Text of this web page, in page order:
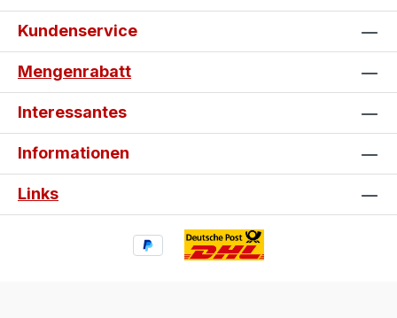
Kundenservice
Mengenrabatt
Interessantes
Informationen
Links